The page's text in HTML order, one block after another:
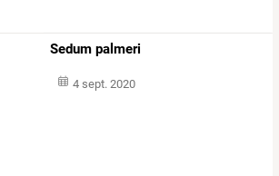
Sedum palmeri
4 sept. 2020